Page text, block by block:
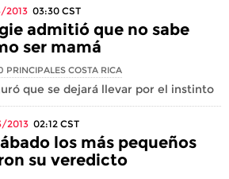
2013 03:30 CST
admitió que no sabe
ser mamá
PRINCIPALES COSTA RICA
que se dejará llevar por el instinto
2013 02:12 CST
los más pequeños
su veredicto